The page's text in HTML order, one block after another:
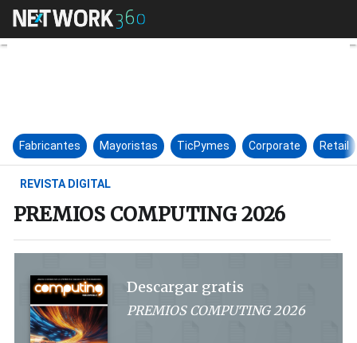
PREMIOS COMPUTING 2026
Fabricantes Mayoristas TicPymes Corporate Retail
REVISTA DIGITAL
PREMIOS COMPUTING 2026
Descargar gratis
PREMIOS COMPUTING 2026